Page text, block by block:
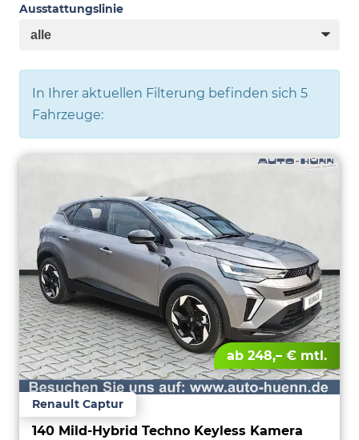
Ausstattungslinie
In Ihrer aktuellen Filterung befinden sich 5
Fahrzeuge:
ab 248,– € mtl.
Renault Captur
140 Mild-Hybrid Techno Keyless Kamera